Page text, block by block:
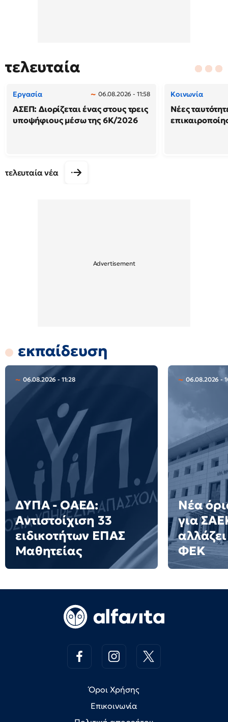
τελευταία
Εργασία 06.08.2026 - 11:58
ΑΣΕΠ: Διορίζεται ένας στους τρεις
υποψήφιους μέσω της 6Κ/2026
Κοινωνία
Νέες
τελευταία νέα
εκπαίδευση
06.08.2026 - 11:28
ΔΥΠΑ - ΟΑΕΔ:
Αντιστοίχιση 33
ειδικοτήτων ΕΠΑΣ
Μαθητείας
06.08.2026 -
Νέα
για
ΦΕΚ
Όροι Χρήσης
Επικοινωνία